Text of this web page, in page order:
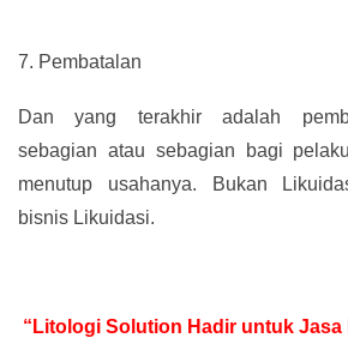
7. Pembatalan
Dan yang terakhir adalah
sebagian atau sebagian bagi
menutup usahanya. Bukan
bisnis Likuidasi.
“Litologi Solution Hadir untuk Jasa